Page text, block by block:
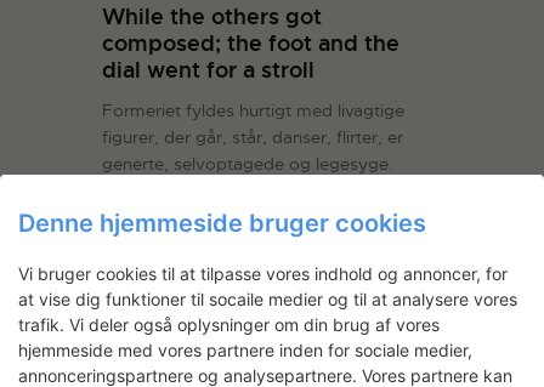
While the others got
composed; the foot and the
dial went for a stroll
Formeriet fyldes hurtigt med livagtige
figurer, der går, står, danser, flirter, er
generte, selvoptagede og legesyge.
meste i papir eller på lærred. Med
udgangspunkt i et ønske om at få
sine tegninger ud i rummet og give dem
en mere…Læs mere
LÆS MERE
Denne hjemmeside bruger cookies
Vi bruger cookies til at tilpasse vores indhold og annoncer, for
at vise dig funktioner til socaile medier og til at analysere vores
trafik. Vi deler også oplysninger om din brug af vores
hjemmeside med vores partnere inden for sociale medier,
annonceringspartnere og analysepartnere. Vores partnere kan